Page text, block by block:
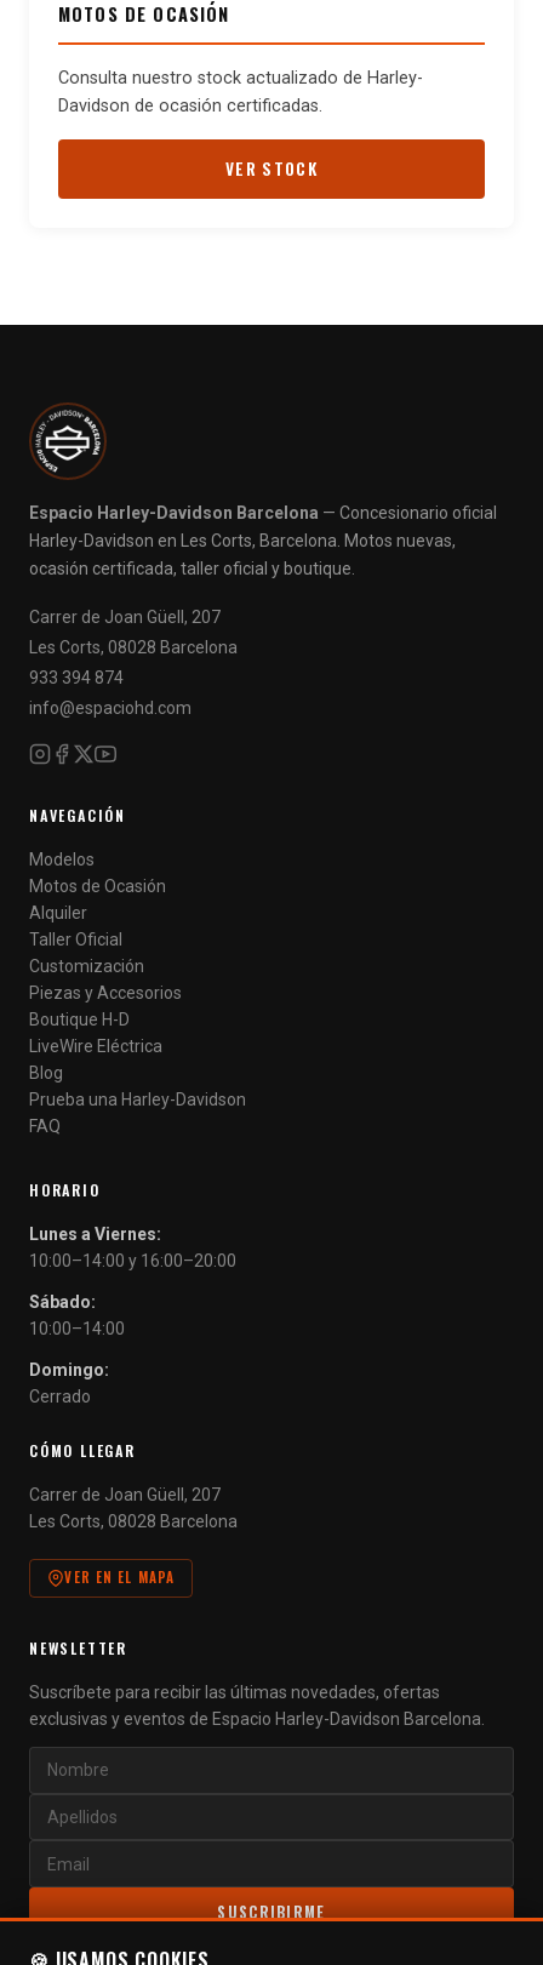
MOTOS DE OCASIÓN
Consulta nuestro stock actualizado de Harley-
Davidson de ocasión certificadas.
VER STOCK
Espacio Harley-Davidson Barcelona — Concesionario oficial
Harley-Davidson en Les Corts, Barcelona. Motos nuevas,
ocasión certificada, taller oficial y boutique.
Carrer de Joan Güell, 207
Les Corts, 08028 Barcelona
933 394 874
info@espaciohd.com
NAVEGACIÓN
Modelos
Motos de Ocasión
Alquiler
Taller Oficial
Customización
Piezas y Accesorios
Boutique H-D
LiveWire Eléctrica
Blog
Prueba una Harley-Davidson
FAQ
HORARIO
Lunes a Viernes:
10:00–14:00 y 16:00–20:00
Sábado:
10:00–14:00
Domingo:
Cerrado
CÓMO LLEGAR
Carrer de Joan Güell, 207
Les Corts, 08028 Barcelona
VER EN EL MAPA
NEWSLETTER
Suscríbete para recibir las últimas novedades, ofertas
exclusivas y eventos de Espacio Harley-Davidson Barcelona.
SUSCRIBIRME
Al suscribirte aceptas nuestra